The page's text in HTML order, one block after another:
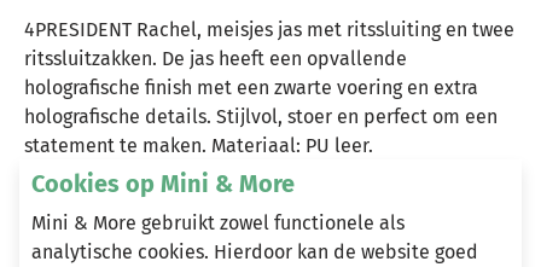
4PRESIDENT Rachel, meisjes jas met ritssluiting en twee
ritssluitzakken. De jas heeft een opvallende
holografische finish met een zwarte voering en extra
holografische details. Stijlvol, stoer en perfect om een
statement te maken. Materiaal: PU leer.
Heeft u vragen?
Cookies op Mini & More
Mini & More gebruikt zowel functionele als
analytische cookies. Hierdoor kan de website goed